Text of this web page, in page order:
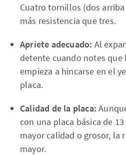
Cuatro tornillos (dos
más resistencia que tres.
Apriete adecuado: Al
detente cuando notes que
empieza a hincarse en el
placa.
Calidad de la placa:
con una placa básica de
mayor calidad o grosor, la
mayor.